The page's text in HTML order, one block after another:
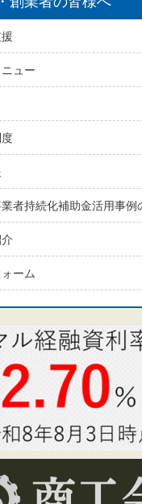
ュー
者持続化補助金活用事例
ーム